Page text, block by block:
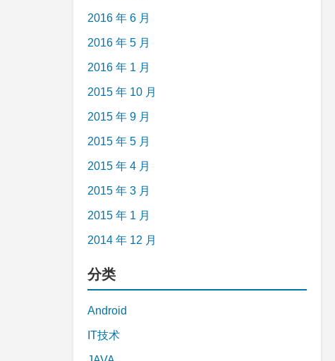
2016 年 6 月
2016 年 5 月
2016 年 1 月
2015 年 10 月
2015 年 9 月
2015 年 5 月
2015 年 4 月
2015 年 3 月
2015 年 1 月
2014 年 12 月
分类
Android
IT技术